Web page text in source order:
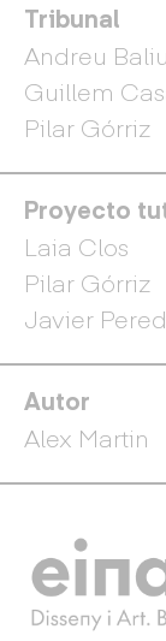
Tribunal
Andreu
Guillem
Pilar Górriz
Proyecto
Laia Clos
Pilar Górriz
Javier
Autor
Alex Martin